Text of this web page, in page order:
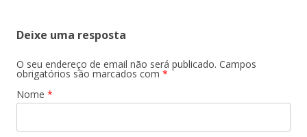
Deixe uma resposta
O seu endereço de email não será publicado. Campos
obrigatórios são marcados com *
Nome *